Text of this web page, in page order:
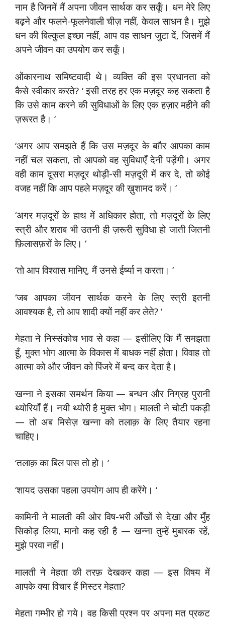
नाम है जिनमें मैं अपना जीवन सार्थक कर सकूँ। धन मेरे लिए
बढ़ने और फलने-फूलनेवाली चीज़ नहीं, केवल साधन है। मुझे
धन की बिल्कुल इच्छा नहीं, आप वह साधन जुटा दें, जिसमें मैं
अपने जीवन का उपयोग कर सकूँ।
ओंकारनाथ समिष्टवादी थे। व्यक्ति की इस प्रधानता को
कैसे स्वीकार करते? ‘ इसी तरह हर एक मज़दूर कह सकता है
कि उसे काम करने की सुविधाओं के लिए एक हज़ार महीने की
ज़रूरत है। ‘
‘अगर आप समझते हैं कि उस मज़दूर के बग़ैर आपका काम
नहीं चल सकता, तो आपको वह सुविधाएँ देनी पड़ेंगी। अगर
वही काम दूसरा मज़दूर थोड़ी-सी मज़दूरी में कर दे, तो कोई
वजह नहीं कि आप पहले मज़दूर की ख़ुशामद करें। ‘
‘अगर मज़दूरों के हाथ में अधिकार होता, तो मज़दूरों के लिए
स्त्री और शराब भी उतनी ही ज़रूरी सुविधा हो जाती जितनी
फ़िलासफ़रों के लिए। ‘
‘तो आप विश्वास मानिए, मैं उनसे ईर्ष्या न करता। ‘
‘जब आपका जीवन सार्थक करने के लिए स्त्री इतनी
आवश्यक है, तो आप शादी क्यों नहीं कर लेते? ‘
मेहता ने निस्संकोच भाव से कहा — इसीलिए कि मैं समझता
हूँ, मुक्त भोग आत्मा के विकास में बाधक नहीं होता। विवाह तो
आत्मा को और जीवन को पिंजरे में बन्द कर देता है।
खन्ना ने इसका समर्थन किया — बन्धन और निग्रह पुरानी
थ्योरियाँ हैं। नयी थ्योरी है मुक्त भोग। मालती ने चोटी पकड़ी
— तो अब मिसेज़ खन्ना को तलाक़ के लिए तैयार रहना
चाहिए।
‘तलाक़ का बिल पास तो हो। ‘
‘शायद उसका पहला उपयोग आप ही करेंगे। ‘
कामिनी ने मालती की ओर विष-भरी आँखों से देखा और मुँह
सिकोड़ लिया, मानो कह रही है — खन्ना तुम्हें मुबारक रहें,
मुझे परवा नहीं।
मालती ने मेहता की तरफ़ देखकर कहा — इस विषय में
आपके क्या विचार हैं मिस्टर मेहता?
मेहता गम्भीर हो गये। वह किसी प्रश्न पर अपना मत प्रकट